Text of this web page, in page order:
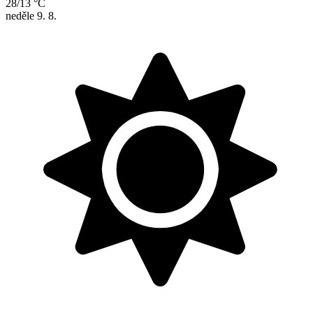
28/13 °C
neděle 9. 8.